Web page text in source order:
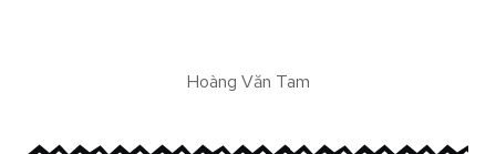
Hoàng Văn Tam